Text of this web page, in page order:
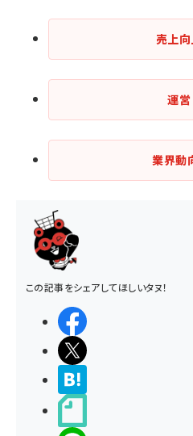
売上
運営
業界動
この記事をシェアしてほしいタヌ！